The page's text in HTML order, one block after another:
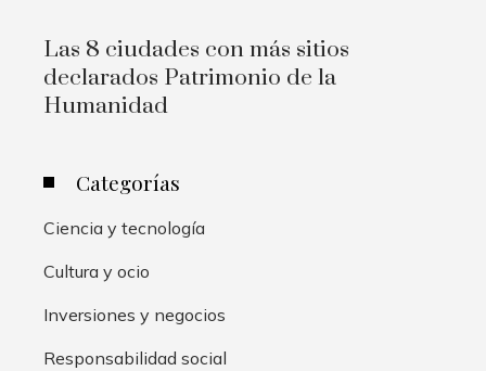
Las 8 ciudades con más sitios
declarados Patrimonio de la
Humanidad
Categorías
Ciencia y tecnología
Cultura y ocio
Inversiones y negocios
Responsabilidad social